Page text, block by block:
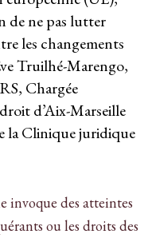
de ne pas lutter
les changements
Truilhé-Marengo,
Chargée
d’Aix-Marseille
la Clinique juridique
invoque des atteintes
ou les droits des